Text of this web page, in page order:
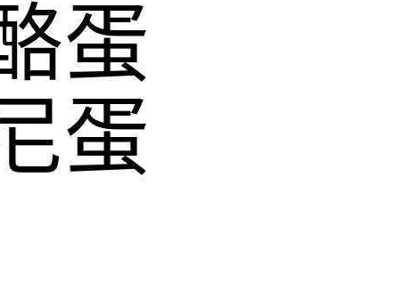
蛋
蛋